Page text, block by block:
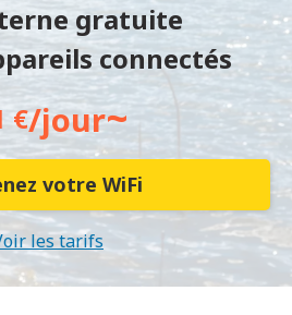
gratuite
connectés
€/jour~
votre WiFi
les tarifs